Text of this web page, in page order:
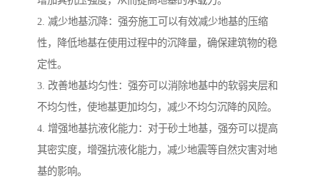
2. 减少地基沉降：强夯施工可以有效减少地基的压缩
性，降低地基在使用过程中的沉降量，确保建筑物的稳
定性。
3. 改善地基均匀性：强夯可以消除地基中的软弱夹层和
不均匀性，使地基更加均匀，减少不均匀沉降的风险。
4. 增强地基抗液化能力：对于砂土地基，强夯可以提高
其密实度，增强抗液化能力，减少地震等自然灾害对地
基的影响。